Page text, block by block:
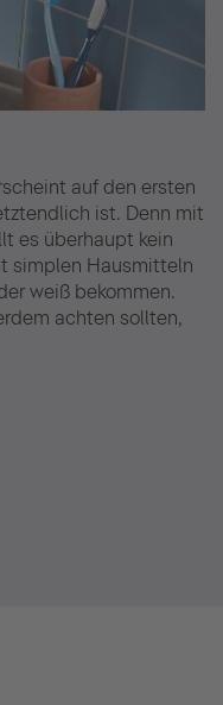
auf den ersten
ist. Denn mit
es überhaupt kein
simplen Hausmitteln
weiß bekommen.
achten sollten,